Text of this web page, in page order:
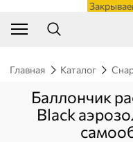
Главная Каталог
Баллончик
Black